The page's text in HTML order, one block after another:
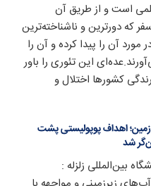
است و از طریق آن
که دورترین و ناشناخته‌ترین
آن را پیدا کرده و آن را
این تئوری را باور
کشور‌ها اختلال و
زمین؛ اهداف پوپولیستی پشت
شد
بین‌المللی زلزله :